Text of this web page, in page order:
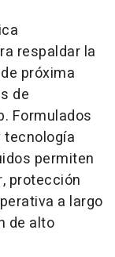
respaldar la
próxima
de
Formulados
tecnología
permiten
protección
a largo
de alto